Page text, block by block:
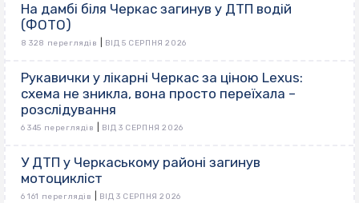
На дамбі біля Черкас загинув у ДТП водій
(ФОТО)
8 328 переглядів ВІД 5 СЕРПНЯ 2026
Рукавички у лікарні Черкас за ціною Lexus:
схема не зникла, вона просто переїхала –
розслідування
6 345 переглядів ВІД 3 СЕРПНЯ 2026
У ДТП у Черкаському районі загинув
мотоцикліст
6 161 переглядів ВІД 3 СЕРПНЯ 2026